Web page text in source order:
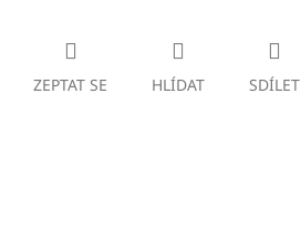
ZEPTAT SE HLÍDAT SDÍLET